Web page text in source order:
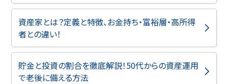
資産家とは？定義と特徴、お金持ち・富裕層・高所得
者との違い！
貯金と投資の割合を徹底解説！50代からの資産運用
で老後に備える方法